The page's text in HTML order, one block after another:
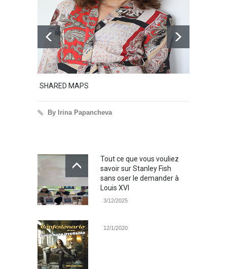
SHARED MAPS
By Irina Papancheva
Tout ce que vous vouliez
savoir sur Stanley Fish
sans oser le demander à
Louis XVI
3/12/2025
12/1/2020